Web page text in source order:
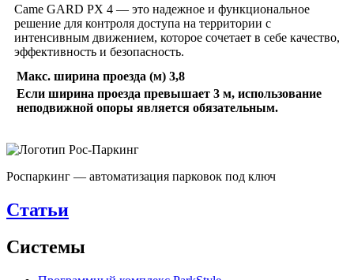
Came GARD PX 4 — это надежное и функциональное
решение для контроля доступа на территории с
интенсивным движением, которое сочетает в себе качество,
эффективность и безопасность.
Макс. ширина проезда (м) 3,8
Если ширина проезда превышает 3 м, использование
неподвижной опоры является обязательным.
Роспаркинг — автоматизация парковок под ключ
Статьи
Системы